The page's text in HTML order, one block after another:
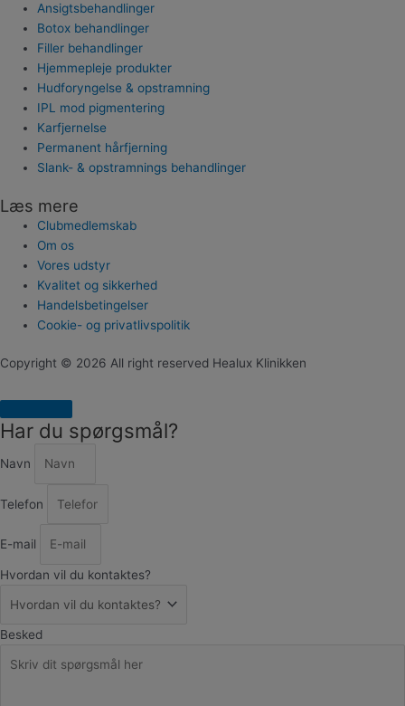
Ansigtsbehandlinger
Botox behandlinger
Filler behandlinger
Hjemmepleje produkter
Hudforyngelse & opstramning
IPL mod pigmentering
Karfjernelse
Permanent hårfjerning
Slank- & opstramnings behandlinger
Læs mere
Clubmedlemskab
Om os
Vores udstyr
Kvalitet og sikkerhed
Handelsbetingelser
Cookie- og privatlivspolitik
Copyright © 2026 All right reserved Healux Klinikken
Har du spørgsmål?
Navn
Telefon
E-mail
Hvordan vil du kontaktes?
Besked